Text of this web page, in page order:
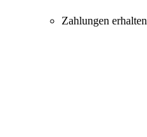
Zahlungen erhalten